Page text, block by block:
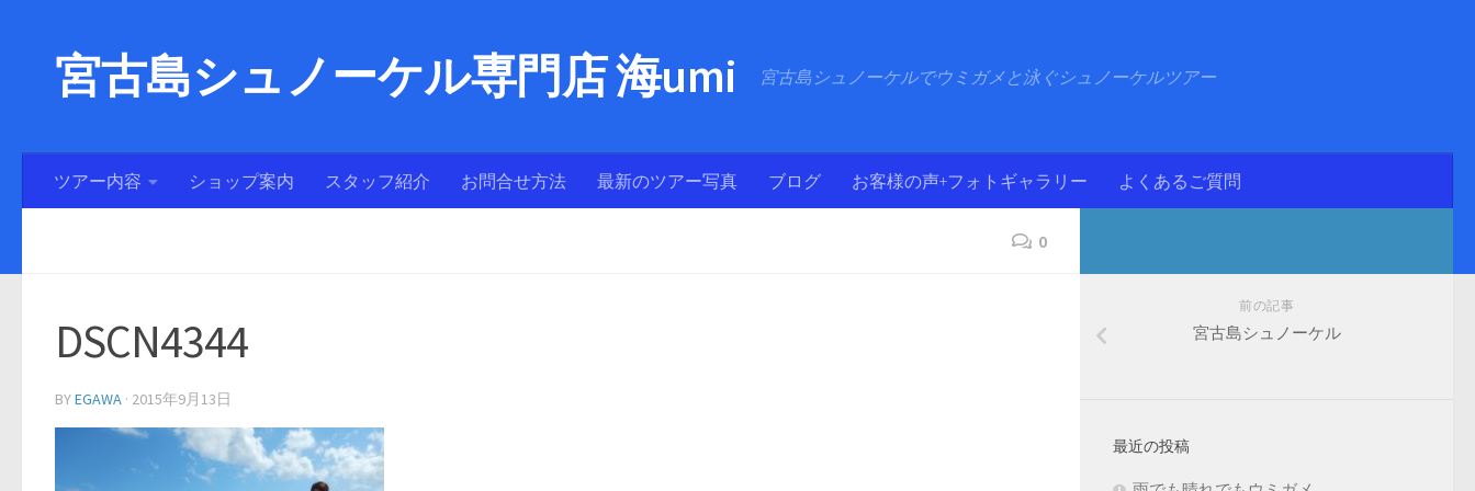
宮古島シュノーケル専門店 海umi 宮古島シュノーケルでウミガメと泳ぐシュノーケルツアー
ツアー内容 ショップ案内 スタッフ紹介 お問合せ方法 最新のツアー写真 ブログ お客様の声+フォトギャラリー よくあるご質問
0
DSCN4344
BYEGAWA · 2015年9月13日
前の記事
宮古島シュノーケル
最近の投稿